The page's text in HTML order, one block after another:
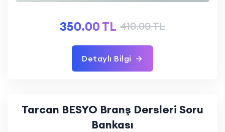
350.00 TL 410.00 TL
Detaylı Bilgi
Tarcan BESYO Branş Dersleri Soru
Bankası